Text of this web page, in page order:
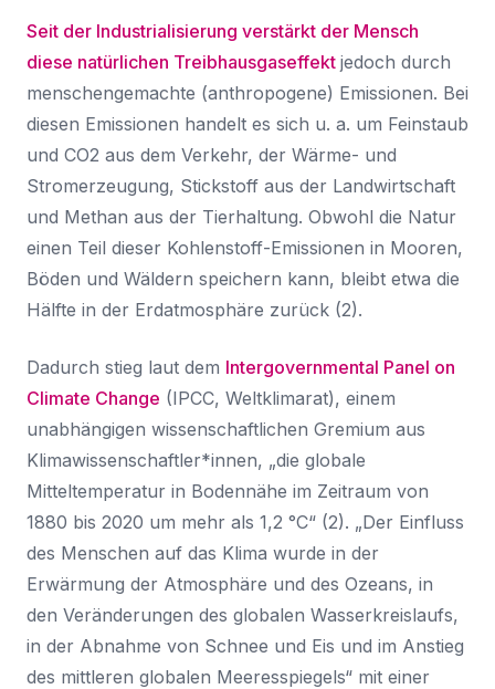
Seit der Industrialisierung verstärkt der Mensch
diese natürlichen Treibhausgaseffekt jedoch durch
menschengemachte (anthropogene) Emissionen. Bei
diesen Emissionen handelt es sich u. a. um Feinstaub
und CO2 aus dem Verkehr, der Wärme- und
Stromerzeugung, Stickstoff aus der Landwirtschaft
und Methan aus der Tierhaltung. Obwohl die Natur
einen Teil dieser Kohlenstoff-Emissionen in Mooren,
Böden und Wäldern speichern kann, bleibt etwa die
Hälfte in der Erdatmosphäre zurück (2).
Dadurch stieg laut dem Intergovernmental Panel on
Climate Change (IPCC, Weltklimarat), einem
unabhängigen wissenschaftlichen Gremium aus
Klimawissenschaftler*innen, „die globale
Mitteltemperatur in Bodennähe im Zeitraum von
1880 bis 2020 um mehr als 1,2 °C“ (2). „Der Einfluss
des Menschen auf das Klima wurde in der
Erwärmung der Atmosphäre⁠ und des Ozeans, in
den Veränderungen des globalen Wasserkreislaufs,
in der Abnahme von Schnee und Eis und im Anstieg
des mittleren globalen Meeresspiegels“ mit einer